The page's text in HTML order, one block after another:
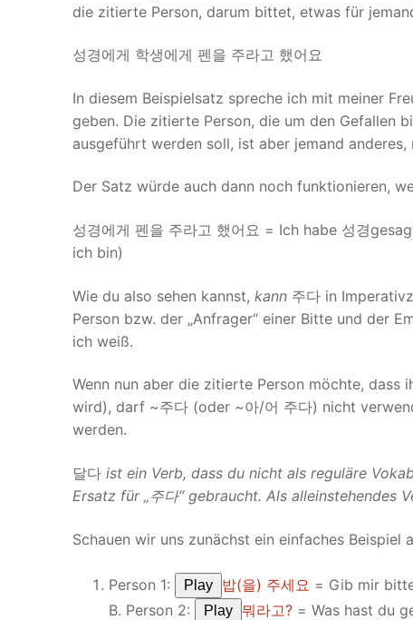
die zitierte Person, darum bittet, etwas für
성경에게 학생에게 펜을 주라고 했어요
In diesem Beispielsatz spreche ich mit meiner
geben. Die zitierte Person, die um den Gefallen
ausgeführt werden soll, ist aber jemand anderes,
Der Satz würde auch dann noch funktionieren,
성경에게 펜을 주라고 했어요 = Ich habe 성경
ich bin)
Wie du also sehen kannst, kann 주다 in
Person bzw. der „Anfrager“ einer Bitte und der
ich weiß.
Wenn nun aber die zitierte Person möchte,
wird), darf ~주다 (oder ~아/어 주다) nicht
werden.
달다 ist ein Verb, dass du nicht als reguläre
Ersatz für „주다“ gebraucht. Als alleinstehendes
Schauen wir uns zunächst ein einfaches Beispiel
Person 1: Play 밥(을) 주세요 = Gib mir
B. Person 2:
Play 뭐라고? = Was hast du